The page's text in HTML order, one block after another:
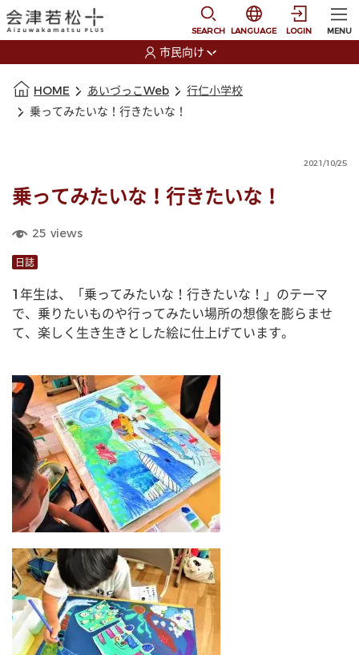
SEARCH
選択すると言語の切
LANGUAGE LOGIN MENU
市民向け
HOME あいづっこWeb
行仁小学校
乗ってみたいな！行きたいな！
2021/10/25
乗ってみたいな！行きたいな！
25 views
日誌
1年生は、「乗ってみたいな！行きたいな！」のテーマ
で、乗りたいものや行ってみたい場所の想像を膨らませ
て、楽しく生き生きとした絵に仕上げています。